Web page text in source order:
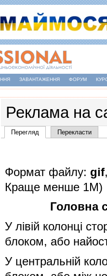
ЗАВАНТАЖЕННЯ ФОРУМ
Реклама на
Основні вкладки
Перегляд(активна вкладка)
Перекласти
Формат файлу: gif
Краще менше 1М)
Головна
У лівій колонці
блоком, або
У центральній